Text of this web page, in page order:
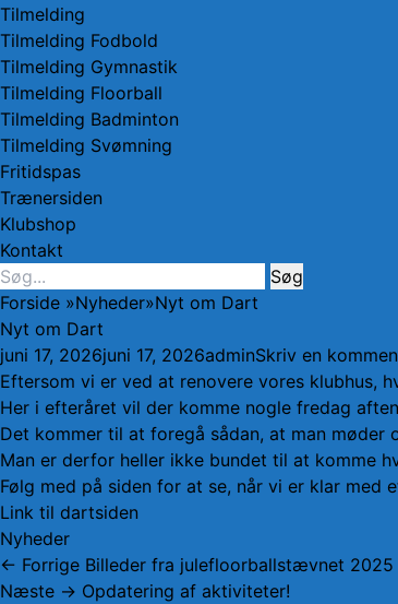
Tilmelding
Tilmelding Fodbold
Tilmelding Gymnastik
Tilmelding Floorball
Tilmelding Badminton
Tilmelding Svømning
Fritidspas
Trænersiden
Klubshop
Kontakt
Søg
Søg
efter:
Forside »Nyheder»Nyt om Dart
Nyt om Dart
Udgivet
den
juni 17, 2026juni 17, 2026Forfatter
adminSkriv en
Eftersom vi er ved at renovere vores klubhus,
Her i efteråret vil der komme nogle fredag
Det kommer til at foregå sådan, at man
Man er derfor heller ikke bundet til at komme
Følg med på siden for at se, når vi er klar med
Link til dartsiden
kategorier
Nyheder
Indlægsnavigation
← Forrige Forrige
indlæg:
Billeder fra julefloorballstævnet 2025
Næste → Næste
Opdatering af aktiviteter!